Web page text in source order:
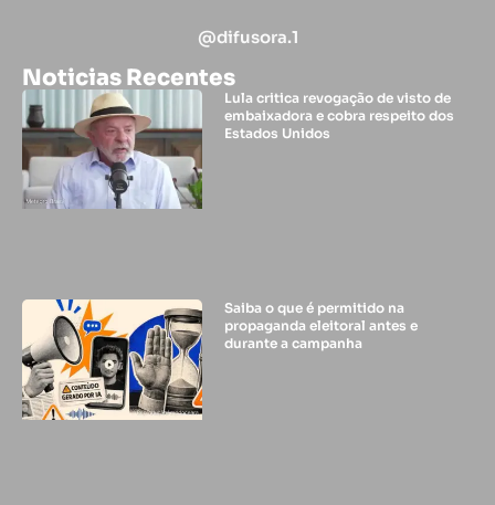
@difusora.1
Noticias Recentes
Lula critica revogação de visto de
embaixadora e cobra respeito dos
Estados Unidos
Saiba o que é permitido na
propaganda eleitoral antes e
durante a campanha